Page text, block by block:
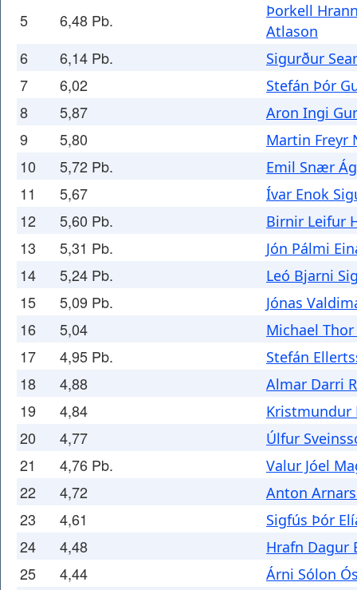
5 6,48 Pb.
Þorkell
Atlason
6 6,14 Pb. Sigurður
7 6,02 Stefán Þór
8 5,87 Aron Ingi
9 5,80 Martin Freyr
10 5,72 Pb. Emil Snær
11 5,67 Ívar Enok
12 5,60 Pb. Birnir Leifur
13 5,31 Pb. Jón Pálmi
14 5,24 Pb. Leó Bjarni
15 5,09 Pb. Jónas
16 5,04 Michael
17 4,95 Pb. Stefán
18 4,88 Almar Darri
19 4,84 Kristmundur
20 4,77 Úlfur
21 4,76 Pb. Valur Jóel
22 4,72 Anton
23 4,61 Sigfús Þór
24 4,48 Hrafn Dagur
25 4,44 Árni Sólon